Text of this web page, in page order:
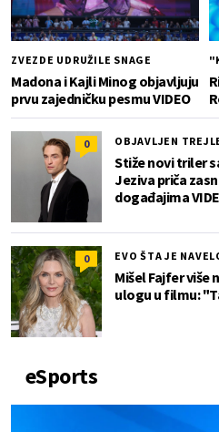
ZVEZDE UDRUŽILE SNAGE
Madona i Kajli Minog objavljuju
prvu zajedničku pesmu VIDEO
0 OBJAVLJEN
Stiže novi triler
Jeziva priča
događajima
0 EVO ŠTA JE
Mišel Fajfer više
ulogu u filmu:
eSports